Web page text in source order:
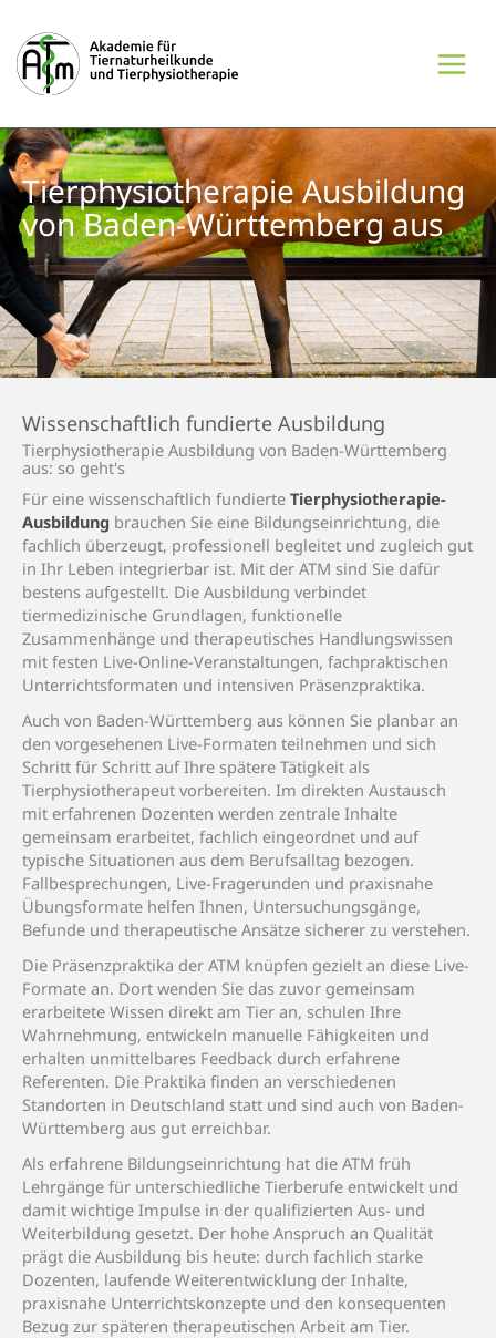
Inhalt
springen
Tierphysio­therapie Ausbildung
von Baden-Württemberg aus
Wissenschaftlich fundierte Ausbildung
Tierphysio­therapie Ausbildung von Baden-Württemberg
aus: so geht's
Für eine wissenschaftlich fundierte Tierphysiotherapie-
Ausbildung brauchen Sie eine Bildungseinrichtung, die
fachlich überzeugt, professionell begleitet und zugleich gut
in Ihr Leben integrierbar ist. Mit der ATM sind Sie dafür
bestens aufgestellt. Die Ausbildung verbindet
tiermedizinische Grundlagen, funktionelle
Zusammenhänge und therapeutisches Handlungswissen
mit festen Live-Online-Veranstaltungen, fachpraktischen
Unterrichtsformaten und intensiven Präsenzpraktika.
Auch von Baden-Württemberg aus können Sie planbar an
den vorgesehenen Live-Formaten teilnehmen und sich
Schritt für Schritt auf Ihre spätere Tätigkeit als
Tierphysiotherapeut vorbereiten. Im direkten Austausch
mit erfahrenen Dozenten werden zentrale Inhalte
gemeinsam erarbeitet, fachlich eingeordnet und auf
typische Situationen aus dem Berufsalltag bezogen.
Fallbesprechungen, Live-Fragerunden und praxisnahe
Übungsformate helfen Ihnen, Untersuchungsgänge,
Befunde und therapeutische Ansätze sicherer zu verstehen.
Die Präsenzpraktika der ATM knüpfen gezielt an diese Live-
Formate an. Dort wenden Sie das zuvor gemeinsam
erarbeitete Wissen direkt am Tier an, schulen Ihre
Wahrnehmung, entwickeln manuelle Fähigkeiten und
erhalten unmittelbares Feedback durch erfahrene
Referenten. Die Praktika finden an verschiedenen
Standorten in Deutschland statt und sind auch von Baden-
Württemberg aus gut erreichbar.
Als erfahrene Bildungseinrichtung hat die ATM früh
Lehrgänge für unterschiedliche Tierberufe entwickelt und
damit wichtige Impulse in der qualifizierten Aus- und
Weiterbildung gesetzt. Der hohe Anspruch an Qualität
prägt die Ausbildung bis heute: durch fachlich starke
Dozenten, laufende Weiterentwicklung der Inhalte,
praxisnahe Unterrichtskonzepte und den konsequenten
Bezug zur späteren therapeutischen Arbeit am Tier.